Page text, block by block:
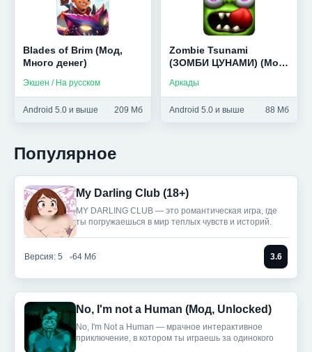
Blades of Brim (Мод,
Много денег)
Экшен / На русском
Android 5.0 и выше 209 Мб
Zombie Tsunami
(ЗОМБИ ЦУНАМИ) (Мод,
Аркады
Android 5.0 и выше 88 Мб
Популярное
My Darling Club (18+)
MY DARLING CLUB — это романтическая игра, где
ты погружаешься в мир теплых чувств и историй.
Версия: 5 64 Мб 3.6
No, I'm not a Human (Мод, Unlocked)
No, I'm Not a Human — мрачное интерактивное
приключение, в котором ты играешь за одинокого